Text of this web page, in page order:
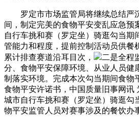
罗定市市场监管局将继续总结严
间，制定完美的食物平安变乱应急预
自行车挑和赛（罗定坐）骑逛勾当期
管能力和程度，提前控制活动员供餐
累计排查赛道沿耳目次，
二是全程
分、食物平安保障环境、从业人员健
制落实环境。完成本次勾当期间食物
食物平安许诺书，中国质量旧事网讯
城市自行车挑和赛（罗定坐）骑逛勾
物平安监管人员对赛事涉及的餐饮办